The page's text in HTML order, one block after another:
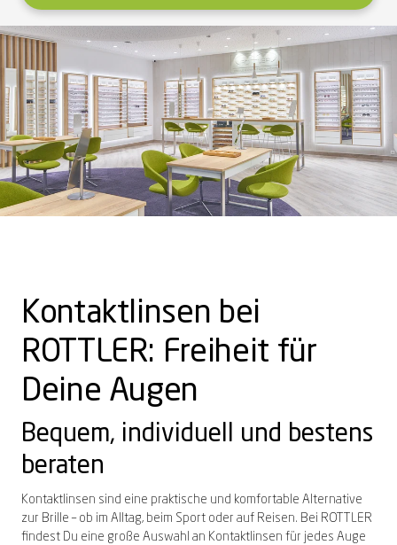
Kontaktlinsen bei
ROTTLER: Freiheit für
Deine Augen
Bequem, individuell und bestens
beraten
Kontaktlinsen sind eine praktische und komfortable Alternative
zur Brille – ob im Alltag, beim Sport oder auf Reisen. Bei ROTTLER
findest Du eine große Auswahl an Kontaktlinsen für jedes Auge